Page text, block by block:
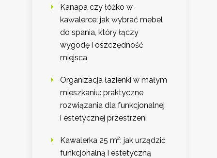
Kanapa czy łóżko w
kawalerce: jak wybrać mebel
do spania, który łączy
wygodę i oszczędność
miejsca
Organizacja łazienki w małym
mieszkaniu: praktyczne
rozwiązania dla funkcjonalnej
i estetycznej przestrzeni
Kawalerka 25 m²: jak urządzić
funkcjonalną i estetyczną